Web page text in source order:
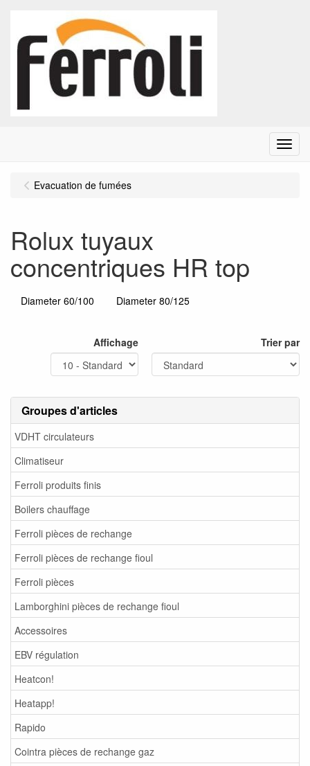
Menu
Groupes d'articles
VDHT circulateurs
Climatiseur
Ferroli produits finis
Boilers chauffage
Ferroli pièces de rechange
Ferroli pièces de rechange fioul
Ferroli pièces
Lamborghini pièces de rechange fioul
Accessoires
EBV régulation
Heatcon!
Heatapp!
Rapido
Cointra pièces de rechange gaz
Evacuation de fumées
Rolux tuyaux
concentriques HR top
Diameter 60/100 Diameter 80/125
Affichage Trier par